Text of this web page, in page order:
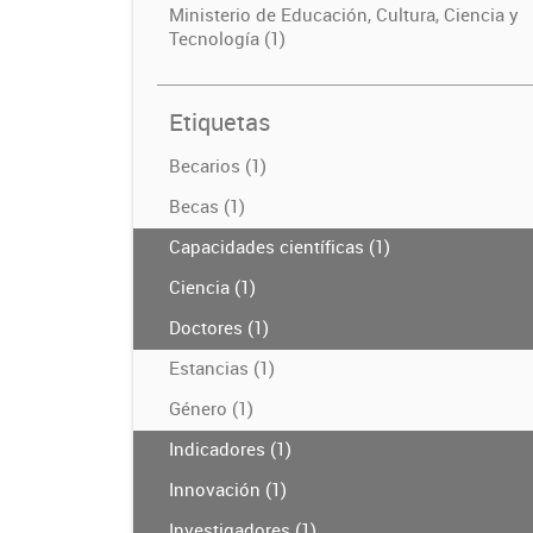
Ministerio de Educación, Cultura, Ciencia y
Tecnología (1)
Etiquetas
Becarios (1)
Becas (1)
Capacidades científicas (1)
Ciencia (1)
Doctores (1)
Estancias (1)
Género (1)
Indicadores (1)
Innovación (1)